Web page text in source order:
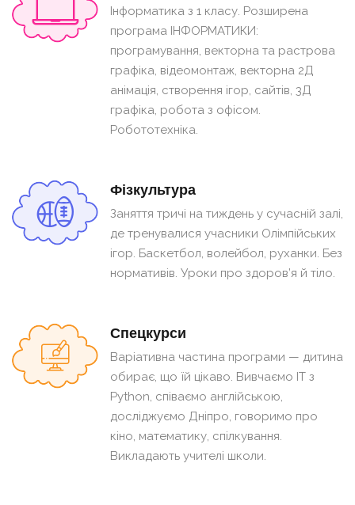
Інформатика з 1 класу. Розширена
програма ІНФОРМАТИКИ:
програмування, векторна та растрова
графіка, відеомонтаж, векторна 2Д
анімація, створення ігор, сайтів, 3Д
графіка, робота з офісом.
Робототехніка.
Фізкультура
Заняття тричі на тиждень у сучасній залі,
де тренувалися учасники Олімпійських
ігор. Баскетбол, волейбол, руханки. Без
нормативів. Уроки про здоров’я й тіло.
Спецкурси
Варіативна частина програми — дитина
обирає, що їй цікаво. Вивчаємо ІТ з
Python, співаємо англійською,
досліджуємо Дніпро, говоримо про
кіно, математику, спілкування.
Викладають учителі школи.